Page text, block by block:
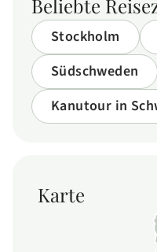
Beliebte
Stockholm
Südschweden
Kanutour in
Karte